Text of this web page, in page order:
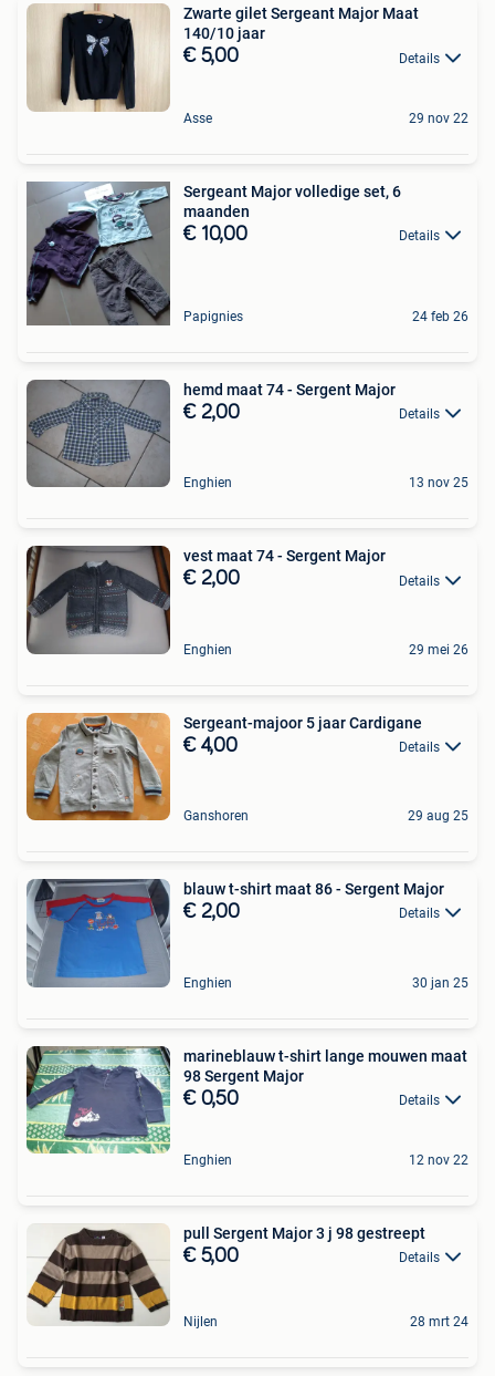
Zwarte gilet Sergeant Major Maat
140/10 jaar
€ 5,00 Details
Asse 29 nov 22
Sergeant Major volledige set, 6
maanden
€ 10,00 Details
Papignies 24 feb 26
hemd maat 74 - Sergent Major
€ 2,00 Details
Enghien 13 nov 25
vest maat 74 - Sergent Major
€ 2,00 Details
Enghien 29 mei 26
Sergeant-majoor 5 jaar Cardigane
€ 4,00 Details
Ganshoren 29 aug 25
blauw t-shirt maat 86 - Sergent Major
€ 2,00 Details
Enghien 30 jan 25
marineblauw t-shirt lange mouwen maat
98 Sergent Major
€ 0,50 Details
Enghien 12 nov 22
pull Sergent Major 3 j 98 gestreept
€ 5,00 Details
Nijlen 28 mrt 24